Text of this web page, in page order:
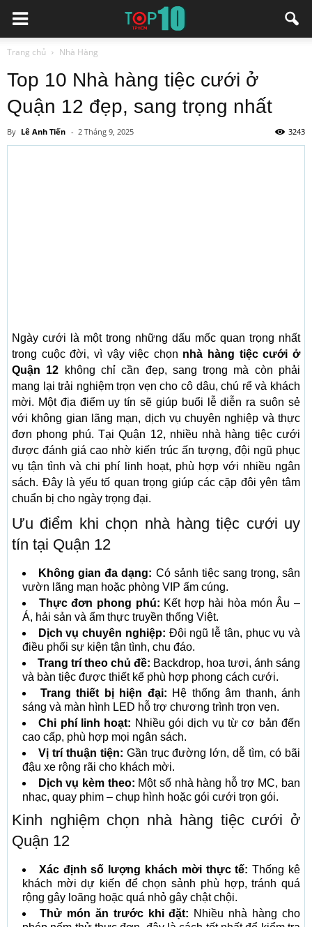
Trang chủ Nhà Hàng
Top 10 Nhà hàng tiệc cưới ở
Quận 12 đẹp, sang trọng nhất
By Lê Anh Tiến - 2 Tháng 9, 2025 3243
Ngày cưới là một trong những dấu mốc quan trọng nhất
trong cuộc đời, vì vậy việc chọn nhà hàng tiệc cưới ở
Quận 12 không chỉ cần đẹp, sang trọng mà còn phải
mang lại trải nghiệm trọn vẹn cho cô dâu, chú rể và khách
mời. Một địa điểm uy tín sẽ giúp buổi lễ diễn ra suôn sẻ
với không gian lãng mạn, dịch vụ chuyên nghiệp và thực
đơn phong phú. Tại Quận 12, nhiều nhà hàng tiệc cưới
được đánh giá cao nhờ kiến trúc ấn tượng, đội ngũ phục
vụ tận tình và chi phí linh hoạt, phù hợp với nhiều ngân
sách. Đây là yếu tố quan trọng giúp các cặp đôi yên tâm
chuẩn bị cho ngày trọng đại.
Ưu điểm khi chọn nhà hàng tiệc cưới uy
tín tại Quận 12
Không gian đa dạng: Có sảnh tiệc sang trọng, sân
vườn lãng mạn hoặc phòng VIP ấm cúng.
Thực đơn phong phú: Kết hợp hài hòa món Âu –
Á, hải sản và ẩm thực truyền thống Việt.
Dịch vụ chuyên nghiệp: Đội ngũ lễ tân, phục vụ và
điều phối sự kiện tận tình, chu đáo.
Trang trí theo chủ đề: Backdrop, hoa tươi, ánh sáng
và bàn tiệc được thiết kế phù hợp phong cách cưới.
Trang thiết bị hiện đại: Hệ thống âm thanh, ánh
sáng và màn hình LED hỗ trợ chương trình trọn vẹn.
Chi phí linh hoạt: Nhiều gói dịch vụ từ cơ bản đến
cao cấp, phù hợp mọi ngân sách.
Vị trí thuận tiện: Gần trục đường lớn, dễ tìm, có bãi
đậu xe rộng rãi cho khách mời.
Dịch vụ kèm theo: Một số nhà hàng hỗ trợ MC, ban
nhạc, quay phim – chụp hình hoặc gói cưới trọn gói.
Kinh nghiệm chọn nhà hàng tiệc cưới ở
Quận 12
Xác định số lượng khách mời thực tế: Thống kê
khách mời dự kiến để chọn sảnh phù hợp, tránh quá
rộng gây loãng hoặc quá nhỏ gây chật chội.
Thử món ăn trước khi đặt: Nhiều nhà hàng cho